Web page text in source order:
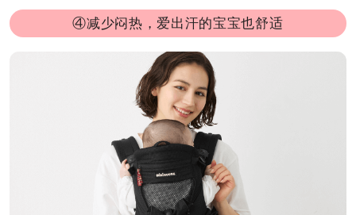
④减少闷热，爱出汗的宝宝也舒适